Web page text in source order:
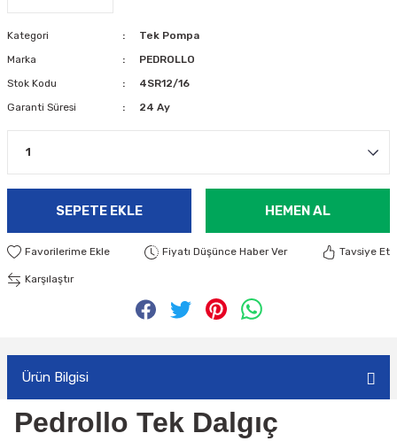
Kategori
Tek Pompa
Marka
PEDROLLO
Stok Kodu
4SR12/16
Garanti Süresi
24 Ay
SEPETE EKLE HEMEN AL
Fiyatı Düşünce Haber Ver Tavsiye Et
Karşılaştır
Ürün Bilgisi
Pedrollo Tek Dalgıç